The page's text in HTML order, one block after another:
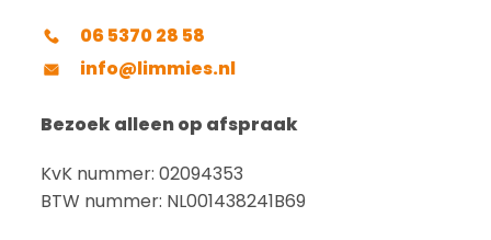
06 5370 28 58
info@limmies.nl
Bezoek alleen op afspraak
KvK nummer: 02094353
BTW nummer: NL001438241B69